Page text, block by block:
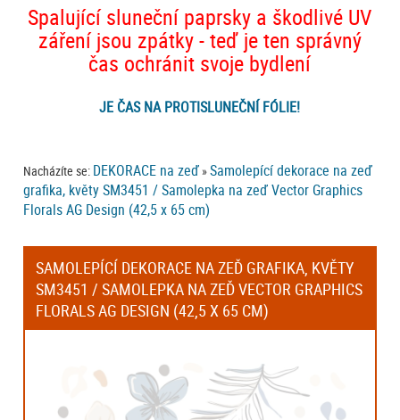
Spalující sluneční paprsky a škodlivé UV
záření jsou zpátky - teď je ten správný
čas ochránit svoje bydlení
JE ČAS NA PROTISLUNEČNÍ FÓLIE!
Nacházíte se: DEKORACE na zeď »Samolepící dekorace na zeď
grafika, květy SM3451 / Samolepka na zeď Vector Graphics
Florals AG Design (42,5 x 65 cm)
SAMOLEPÍCÍ DEKORACE NA ZEĎ GRAFIKA, KVĚTY
SM3451 / SAMOLEPKA NA ZEĎ VECTOR GRAPHICS
FLORALS AG DESIGN (42,5 X 65 CM)